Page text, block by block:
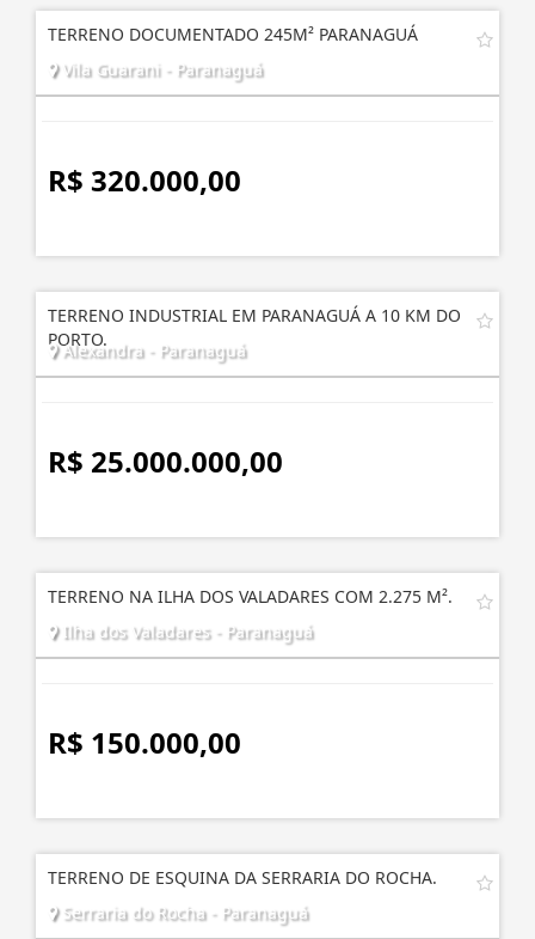
TERRENO DOCUMENTADO 245M² PARANAGUÁ
Vila Guarani - Paranaguá
R$ 320.000,00
TERRENO INDUSTRIAL EM PARANAGUÁ A 10 KM DO
PORTO.
Alexandra - Paranaguá
R$ 25.000.000,00
TERRENO NA ILHA DOS VALADARES COM 2.275 M².
Ilha dos Valadares - Paranaguá
R$ 150.000,00
TERRENO DE ESQUINA DA SERRARIA DO ROCHA.
Serraria do Rocha - Paranaguá